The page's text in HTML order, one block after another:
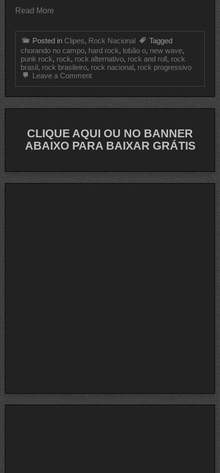
Read More
Posted in Clipes, Rock Nacional
Tagged
chorando no campo, hard rock, lobão o, new wave,
punk rock, rock, rock alternativo, rock and roll, rock
brasil, rock brasileiro, rock nacional, rock progressivo
Leave a Commenton
LOBÃO
CLIQUE AQUI OU NO BANNER
ABAIXO PARA BAIXAR GRÁTIS